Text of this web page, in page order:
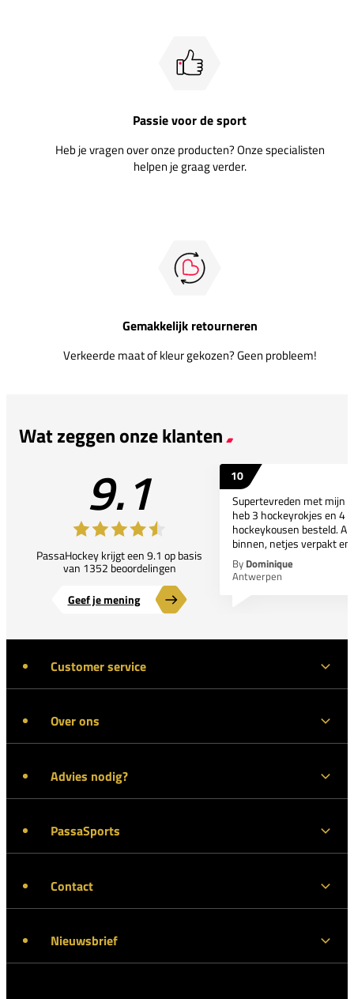
Passie voor de sport
Heb je vragen over onze producten? Onze specialisten
helpen je graag verder.
Gemakkelijk retourneren
Verkeerde maat of kleur gekozen? Geen probleem!
Wat zeggen onze klanten
9.1
PassaHockey krijgt een 9.1 op basis
van 1352 beoordelingen
Geef je mening
10
Supertevreden met mijn
heb 3 hockeyrokjes en 4
hockeykousen besteld.
binnen, netjes verpakt
By Dominique
Antwerpen
Customer service
Over ons
Advies nodig?
PassaSports
Contact
Nieuwsbrief